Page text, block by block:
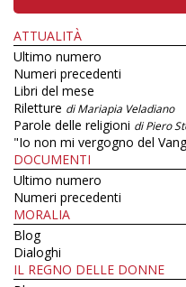
ATTUALITÀ
Ultimo numero
Numeri precedenti
Libri del mese
Riletture di Mariapia Veladiano
Parole delle religioni di Piero
"Io non mi vergogno del
DOCUMENTI
Ultimo numero
Numeri precedenti
MORALIA
Blog
Dialoghi
IL REGNO DELLE DONNE